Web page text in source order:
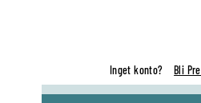
Inget konto? Bli